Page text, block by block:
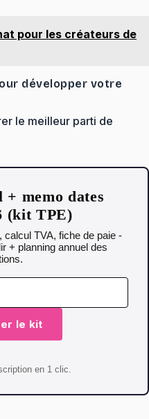
pour les créateurs de
développer votre
le meilleur parti de
+ memo dates
(kit TPE)
calcul TVA, fiche de paie -
+ planning annuel des
le kit
en 1 clic.